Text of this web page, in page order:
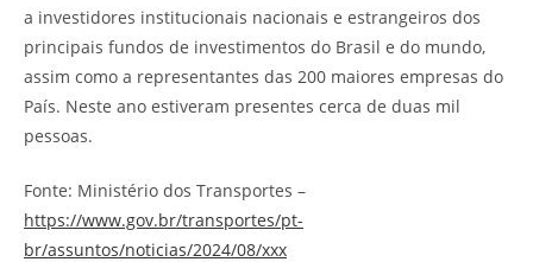
a investidores institucionais nacionais e estrangeiros dos
principais fundos de investimentos do Brasil e do mundo,
assim como a representantes das 200 maiores empresas do
País. Neste ano estiveram presentes cerca de duas mil
pessoas.
Fonte: Ministério dos Transportes –
https://www.gov.br/transportes/pt-
br/assuntos/noticias/2024/08/xxx